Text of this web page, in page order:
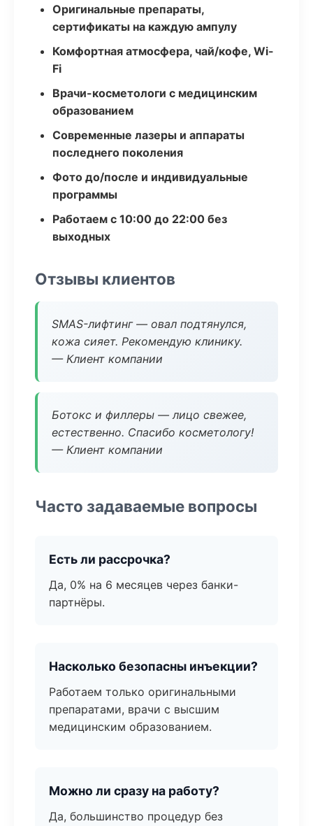
Оригинальные препараты,
сертификаты на каждую ампулу
Комфортная атмосфера, чай/кофе, Wi-
Fi
Врачи-косметологи с медицинским
образованием
Современные лазеры и аппараты
последнего поколения
Фото до/после и индивидуальные
программы
Работаем с 10:00 до 22:00 без
выходных
Отзывы клиентов
SMAS-лифтинг — овал подтянулся,
кожа сияет. Рекомендую клинику.
— Клиент компании
Ботокс и филлеры — лицо свежее,
естественно. Спасибо косметологу!
— Клиент компании
Часто задаваемые вопросы
Есть ли рассрочка?
Да, 0% на 6 месяцев через банки-
партнёры.
Насколько безопасны инъекции?
Работаем только оригинальными
препаратами, врачи с высшим
медицинским образованием.
Можно ли сразу на работу?
Да, большинство процедур без